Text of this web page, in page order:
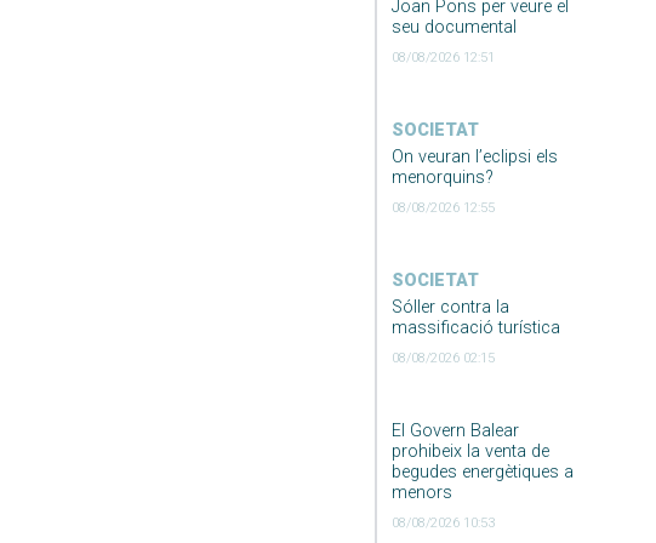
Joan Pons per veure el
seu documental
08/08/2026 12:51
SOCIETAT
On veuran l’eclipsi els
menorquins?
08/08/2026 12:55
SOCIETAT
Sóller contra la
massificació turística
08/08/2026 02:15
El Govern Balear
prohibeix la venta de
begudes energètiques a
menors
08/08/2026 10:53